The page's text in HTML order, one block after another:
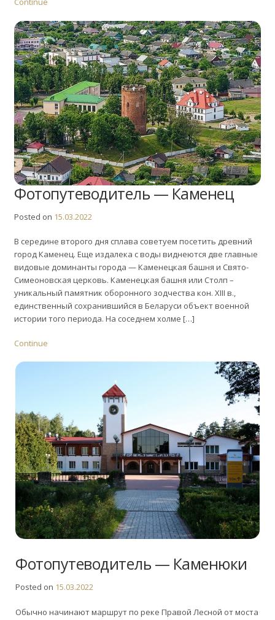
Фотопутеводитель — Каменец
Posted on 15.03.2022
В середине второго дня сплава советуем посетить древний
город Каменец. Еще издалека с воды виднеются две главные
видовые доминанты города — Каменецкая башня и Свято-
Симеоновская церковь. Каменецкая башня или Столп –
уникальный памятник оборонного зодчества кон. XIII в.,
единственный сохранившийся в Беларуси объект военной
истории того периода. На соседнем холме […]
Continue
Фотопутеводитель — Каменюки
Posted on 15.03.2022
Обычно начинают маршрут по реке Правой Лесной от моста